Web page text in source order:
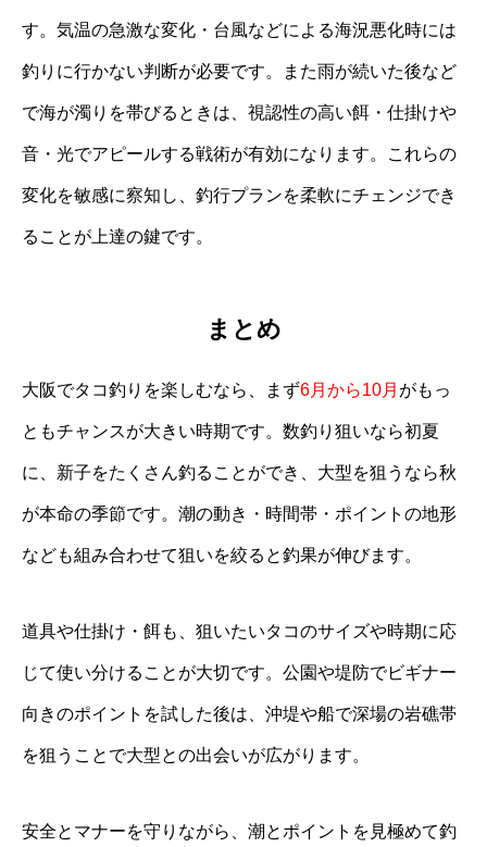
す。気温の急激な変化・台風などによる海況悪化時には
釣りに行かない判断が必要です。また雨が続いた後など
で海が濁りを帯びるときは、視認性の高い餌・仕掛けや
音・光でアピールする戦術が有効になります。これらの
変化を敏感に察知し、釣行プランを柔軟にチェンジでき
ることが上達の鍵です。
まとめ
大阪でタコ釣りを楽しむなら、まず6月から10月 がもっ
ともチャンスが大きい時期です。数釣り狙いなら初夏
に、新子をたくさん釣ることができ、大型を狙うなら秋
が本命の季節です。潮の動き・時間帯・ポイントの地形
なども組み合わせて狙いを絞ると釣果が伸びます。
道具や仕掛け・餌も、狙いたいタコのサイズや時期に応
じて使い分けることが大切です。公園や堤防でビギナー
向きのポイントを試した後は、沖堤や船で深場の岩礁帯
を狙うことで大型との出会いが広がります。
安全とマナーを守りながら、潮とポイントを見極めて釣